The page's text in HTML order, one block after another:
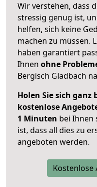
Wir verstehen, dass
stressig genug ist,
helfen, sich keine
machen zu müssen.
haben garantiert
Ihnen ohne
Bergisch Gladbach
Holen Sie sich ganz
kostenlose
1 Minuten bei Ihnen
ist, dass all dies zu
angeboten werden.
Kostenlose